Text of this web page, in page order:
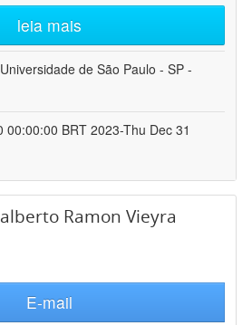
leia mais
Universidade de São Paulo - SP -
00:00:00 BRT 2023-Thu Dec 31
Ramon Vieyra
E-mail